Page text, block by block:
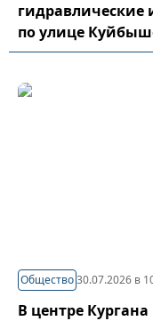
гидравлические
по улице
Общество30.07.2026 в
В центре